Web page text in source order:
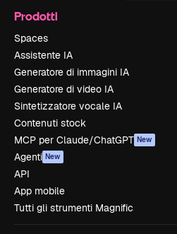
Prodotti
Spaces
Assistente IA
Generatore di immagini IA
Generatore di video IA
Sintetizzatore vocale IA
Contenuti stock
MCP per Claude/ChatGPT New
Agenti New
API
App mobile
Tutti gli strumenti Magnific